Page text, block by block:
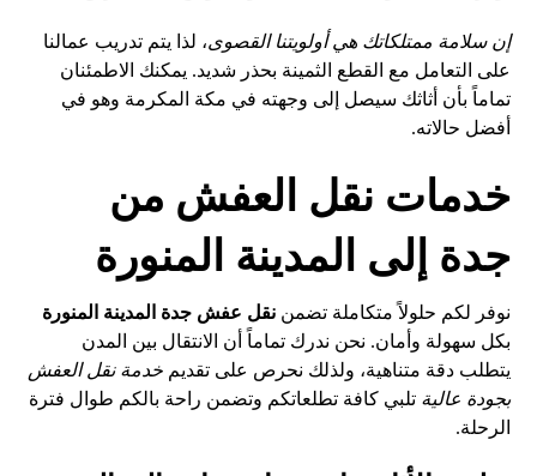
إن سلامة ممتلكاتك هي أولويتنا القصوى، لذا يتم تدريب عمالنا
على التعامل مع القطع الثمينة بحذر شديد. يمكنك الاطمئنان
تماماً بأن أثاثك سيصل إلى وجهته في مكة المكرمة وهو في
أفضل حالاته.
خدمات نقل العفش من
جدة إلى المدينة المنورة
نوفر لكم حلولاً متكاملة تضمننقل عفش جدة المدينة المنورة
بكل سهولة وأمان. نحن ندرك تماماً أن الانتقال بين المدن
يتطلب دقة متناهية، ولذلك نحرص على تقديمخدمة نقل العفش
بجودة عالية تلبي كافة تطلعاتكم وتضمن راحة بالكم طوال فترة
الرحلة.